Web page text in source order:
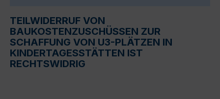
TEILWIDERRUF VON
BAUKOSTENZUSCHÜSSEN ZUR
SCHAFFUNG VON U3-PLÄTZEN IN
KINDERTAGESSTÄTTEN IST
RECHTSWIDRIG